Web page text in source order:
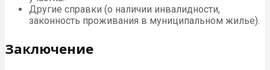
Другие справки (о наличии инвалидности,
законность проживания в муниципальном жилье).
Заключение